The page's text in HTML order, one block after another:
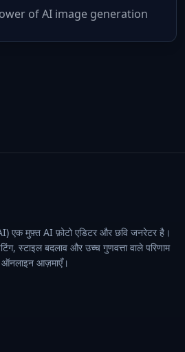
of AI image generation
मुफ़्त AI फ़ोटो एडिटर और छवि जनरेटर है।
स्टाइल बदलाव और उच्च गुणवत्ता वाले परिणाम
आज़माएँ।